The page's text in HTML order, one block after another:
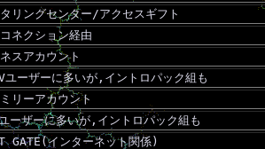
リングセンター/アクセスギフト
ネクション経由
スアカウント
ユーザーに多いが,イントロパック組も
リーアカウント
ーザーに多いが,イントロパック組も
GATE(インターネット関係)